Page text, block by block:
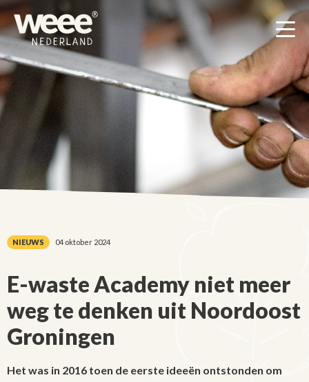
NIEUWS 04 oktober 2024
E-waste Academy niet meer
weg te denken uit Noordoost
Groningen
Het was in 2016 toen de eerste ideeën ontstonden om